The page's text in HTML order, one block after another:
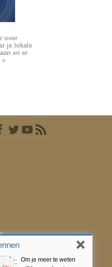
over
je lokale
en er
»
Om je meer te weten